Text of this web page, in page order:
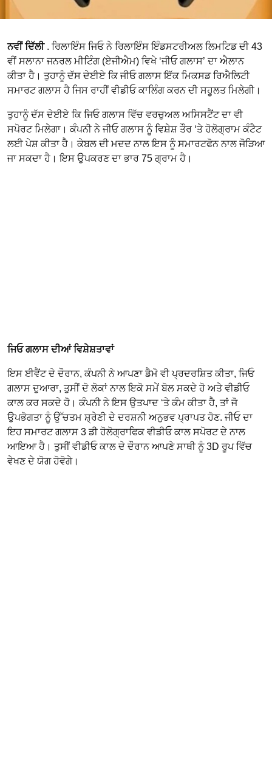
ਨਵੀਂ ਦਿੱਲੀ . ਰਿਲਾਇੰਸ ਜਿਓ ਨੇ ਰਿਲਾਇੰਸ ਇੰਡਸਟਰੀਅਲ ਲਿਮਟਿਡ ਦੀ 43
ਵੀਂ ਸਲਾਨਾ ਜਨਰਲ ਮੀਟਿੰਗ (ਏਜੀਐਮ) ਵਿਖੇ ‘ਜੀਓ ਗਲਾਸ’ ਦਾ ਐਲਾਨ
ਕੀਤਾ ਹੈ। ਤੁਹਾਨੂੰ ਦੱਸ ਦੇਈਏ ਕਿ ਜੀਓ ਗਲਾਸ ਇੱਕ ਮਿਕਸਡ ਰਿਐਲਿਟੀ
ਸਮਾਰਟ ਗਲਾਸ ਹੈ ਜਿਸ ਰਾਹੀਂ ਵੀਡੀਓ ਕਾਲਿੰਗ ਕਰਨ ਦੀ ਸਹੂਲਤ ਮਿਲੇਗੀ।
ਤੁਹਾਨੂੰ ਦੱਸ ਦੇਈਏ ਕਿ ਜਿਓ ਗਲਾਸ ਵਿੱਚ ਵਰਚੁਅਲ ਅਸਿਸਟੈਂਟ ਦਾ ਵੀ
ਸਪੋਰਟ ਮਿਲੇਗਾ। ਕੰਪਨੀ ਨੇ ਜੀਓ ਗਲਾਸ ਨੂੰ ਵਿਸ਼ੇਸ਼ ਤੌਰ ‘ਤੇ ਹੋਲੋਗ੍ਰਾਮ ਕੰਟੈਟ
ਲਈ ਪੇਸ਼ ਕੀਤਾ ਹੈ। ਕੇਬਲ ਦੀ ਮਦਦ ਨਾਲ ਇਸ ਨੂੰ ਸਮਾਰਟਫੋਨ ਨਾਲ ਜੋੜਿਆ
ਜਾ ਸਕਦਾ ਹੈ। ਇਸ ਉਪਕਰਣ ਦਾ ਭਾਰ 75 ਗ੍ਰਾਮ ਹੈ।
ਜਿਓ ਗਲਾਸ ਦੀਆਂ ਵਿਸ਼ੇਸ਼ਤਾਵਾਂ
ਇਸ ਈਵੈਂਟ ਦੇ ਦੌਰਾਨ, ਕੰਪਨੀ ਨੇ ਆਪਣਾ ਡੈਮੋ ਵੀ ਪ੍ਰਦਰਸ਼ਿਤ ਕੀਤਾ, ਜਿਓ
ਗਲਾਸ ਦੁਆਰਾ, ਤੁਸੀਂ ਦੋ ਲੋਕਾਂ ਨਾਲ ਇਕੋ ਸਮੇਂ ਬੋਲ ਸਕਦੇ ਹੋ ਅਤੇ ਵੀਡੀਓ
ਕਾਲ ਕਰ ਸਕਦੇ ਹੋ। ਕੰਪਨੀ ਨੇ ਇਸ ਉਤਪਾਦ ‘ਤੇ ਕੰਮ ਕੀਤਾ ਹੈ, ਤਾਂ ਜੋ
ਉਪਭੋਗਤਾ ਨੂੰ ਉੱਚਤਮ ਸ਼੍ਰੇਣੀ ਦੇ ਦਰਸ਼ਨੀ ਅਨੁਭਵ ਪ੍ਰਾਪਤ ਹੋਣ. ਜੀਓ ਦਾ
ਇਹ ਸਮਾਰਟ ਗਲਾਸ 3 ਡੀ ਹੋਲੋਗ੍ਰਾਫਿਕ ਵੀਡੀਓ ਕਾਲ ਸਪੋਰਟ ਦੇ ਨਾਲ
ਆਇਆ ਹੈ। ਤੁਸੀਂ ਵੀਡੀਓ ਕਾਲ ਦੇ ਦੌਰਾਨ ਆਪਣੇ ਸਾਥੀ ਨੂੰ 3D ਰੂਪ ਵਿੱਚ
ਵੇਖਣ ਦੇ ਯੋਗ ਹੋਵੋਗੇ।